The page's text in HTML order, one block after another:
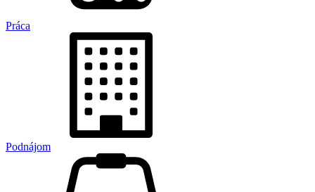
Práca
Podnájom